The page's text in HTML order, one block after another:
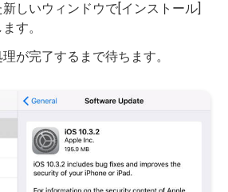
しいウィンドウで[インストール]
す。
が完了するまで待ちます。